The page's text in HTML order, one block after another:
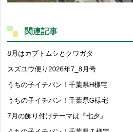
関連記事
8月はカブトムシとクワガタ
スズユウ便り2026年7_8月号
うちの子イチバン！千葉県H様宅
うちの子イチバン！千葉県G様宅
7月の飾り付けテーマは『七夕』